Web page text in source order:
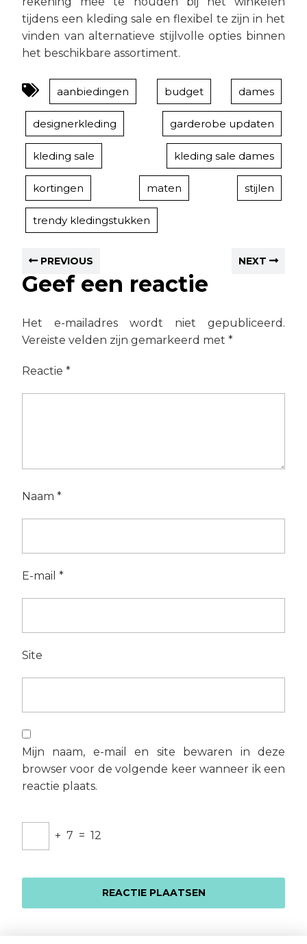
tijdens een kleding sale en flexibel te zijn in het
vinden van alternatieve stijlvolle opties binnen
het beschikbare assortiment.
aanbiedingen budget dames
designerkleding garderobe updaten
kleding sale kleding sale dames
kortingen maten stijlen
trendy kledingstukken
PREVIOUS NEXT
Geef een reactie
Het e-mailadres wordt niet gepubliceerd.
Vereiste velden zijn gemarkeerd met *
Reactie *
Naam *
E-mail *
Site
Mijn naam, e-mail en site bewaren in deze
browser voor de volgende keer wanneer ik een
reactie plaats.
+ 7 = 12